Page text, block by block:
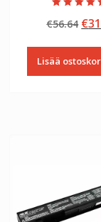
tuotteesta:
4.50
€56.64
oli:
€
Lisää